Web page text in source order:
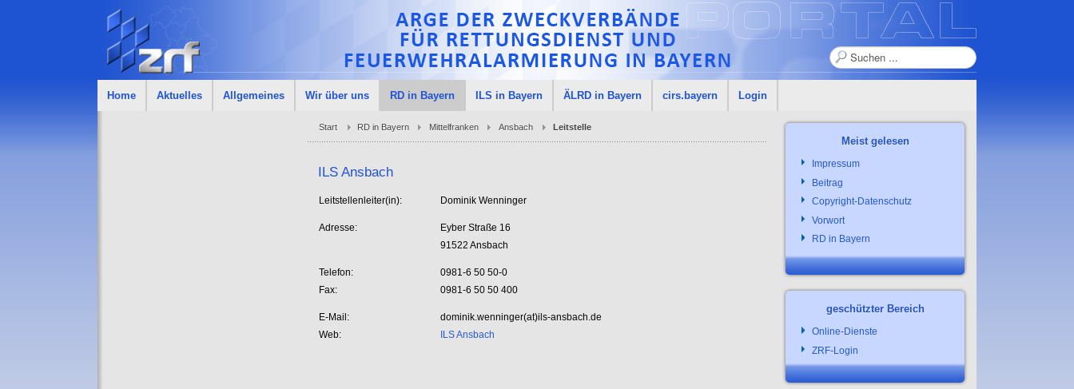
Suchen
Home Aktuelles Allgemeines Wir über uns RD in Bayern ILS in Bayern ÄLRD in Bayern cirs.bayern Login
Start RD in Bayern Mittelfranken Ansbach Leitstelle
ILS Ansbach
Leitstellenleiter(in): Dominik Wenninger
Adresse:
Eyber Straße 16
91522 Ansbach
Telefon:
0981-6 50 50-0
Fax:
0981-6 50 50 400
E-Mail:
dominik.wenninger(at)ils-ansbach.de
Web:
ILS Ansbach
Meist gelesen
Impressum
Beitrag
Copyright-Datenschutz
Vorwort
RD in Bayern
geschützter Bereich
Online-Dienste
ZRF-Login